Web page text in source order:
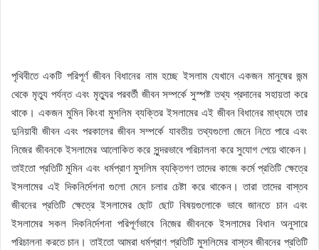
পৃথিবীতে একটি পরিপূর্ণ জীবন বিধানের নাম হচ্ছে ইসলাম যেখানে একজন মানুষের জন্ম
থেকে মৃত্যু পর্যন্ত এবং মৃত্যুর পরবর্তী জীবন সম্পর্কে সুস্পষ্ট তথ্য প্রদানের সহায়তা করে
থাকে। একজন মুমিন কিংবা মুসলিম ব্যক্তির ইসলামের এই জীবন বিধানের মাধ্যমে তার
দুনিয়াবী জীবন এবং পরকালের জীবন সম্পর্কে যাবতীয় তথ্যগুলো জেনে নিতে পারে এবং
নিজের জীবনকে ইসলামের আলোকিত করে সুন্দরভাবে পরিচালনা করে সুযোগ পেয়ে থাকেন।
তাইতো প্রতিটি মুমিন এবং ধর্মপ্রাণ মুসলিম ব্যক্তিগণ তাদের কাজে কর্মে প্রতিটি ক্ষেত্রে
ইসলামের এই দিকনির্দেশনা গুলো মেনে চলার চেষ্টা করে থাকেন। তারা তাদের বাস্তব
জীবনের প্রতিটি ক্ষেত্রে ইসলামের ছোট ছোট বিষয়গুলোকে ভাবে জানতে চান এবং
ইসলামের সকল দিকনির্দেশনা পরিপূর্ণভাবে নিজের জীবনকে ইসলামের বিধান অনুসারে
পরিচালনা করতে চান। তাইতো আমরা ধর্মপ্রাণ প্রতিটি মুসলিমের বাস্তব জীবনের প্রতিটি